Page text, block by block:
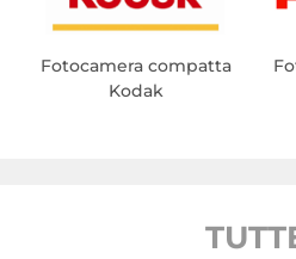
Fotocamera compatta
Kodak